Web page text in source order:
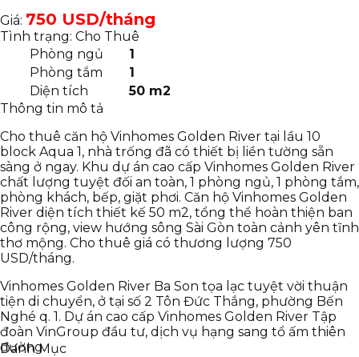
Giá: 750 USD/tháng
Tình trạng: Cho Thuê
Phòng ngủ
1
Phòng tắm
1
Diện tích
50 m2
Thông tin mô tả
Cho thuê căn hộ Vinhomes Golden River tại lầu 10
block Aqua 1, nhà trống đã có thiết bị liền tường sẵn
sàng ở ngay. Khu dự án cao cấp Vinhomes Golden River
chất lượng tuyệt đối an toàn, 1 phòng ngủ, 1 phòng tắm,
phòng khách, bếp, giặt phơi. Căn hộ Vinhomes Golden
River diện tích thiết kế 50 m2, tổng thể hoàn thiện ban
công rộng, view hướng sông Sài Gòn toàn cảnh yên tĩnh
thơ mộng. Cho thuê giá có thương lượng 750
USD/tháng.
Vinhomes Golden River Ba Son tọa lạc tuyệt vời thuận
tiện di chuyển, ở tại số 2 Tôn Đức Thắng, phường Bến
Nghé q. 1. Dự án cao cấp Vinhomes Golden River Tập
đoàn VinGroup đầu tư, dịch vụ hạng sang tổ ấm thiên
đường.
Danh Mục